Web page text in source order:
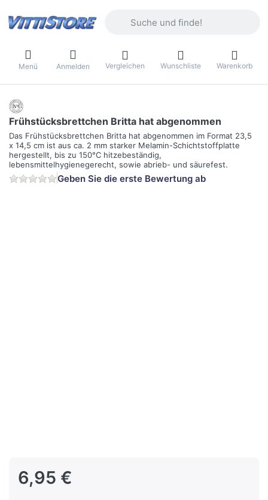
Menü Anmelden Vergleichen Wunschliste Warenkorb
Frühstücksbrettchen Britta hat abgenommen
Das Frühstücksbrettchen Britta hat abgenommen im Format 23,5
x 14,5 cm ist aus ca. 2 mm starker Melamin-Schichtstoffplatte
hergestellt, bis zu 150°C hitzebeständig,
lebensmittelhygienegerecht, sowie abrieb- und säurefest.
Geben Sie die erste Bewertung ab
6,95 €